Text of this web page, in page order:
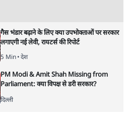
झारखंड के आंदोलनकारी छात्रों ने दबाव बढ़ाया,
सीएम हेमंत सोरेन का इस्तीफा मांगा, 10 को घेरेंगे
विधानसभा